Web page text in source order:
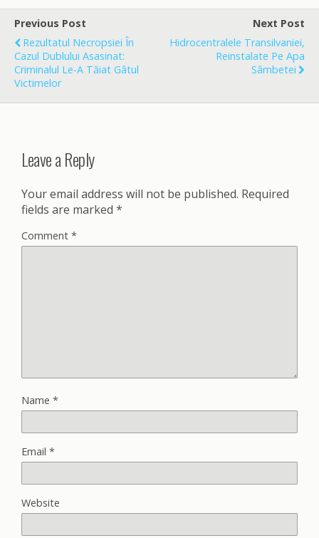
b
o
o
k
l
e
Previous Post
Rezultatul Necropsiei În
Cazul Dublului Asasinat:
Criminalul Le-A Tăiat Gâtul
Victimelor
Next Post
Hidrocentralele Transilvaniei,
Reinstalate Pe Apa
Sâmbetei
Leave a Reply
Your email address will not be published. Required
fields are marked *
Comment *
Name *
Email *
Website